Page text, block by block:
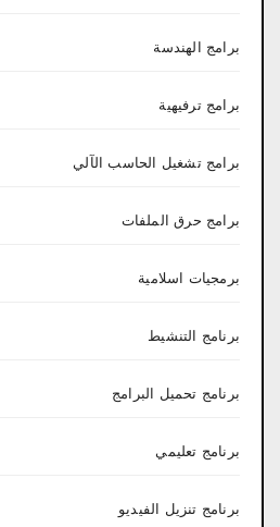
برامج الهندسة
برامج ترفيهية
برامج تشغيل الحاسب الآلي
برامج حرق الملفات
برمجيات اسلامية
برنامج التنشيط
برنامج تحميل البرامج
برنامج تعليمي
برنامج تنزيل الفيديو